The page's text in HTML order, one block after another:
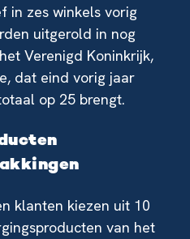
in zes winkels vorig
uitgerold in nog
Verenigd Koninkrijk,
dat eind vorig jaar
op 25 brengt.
klanten kiezen uit 10
van het